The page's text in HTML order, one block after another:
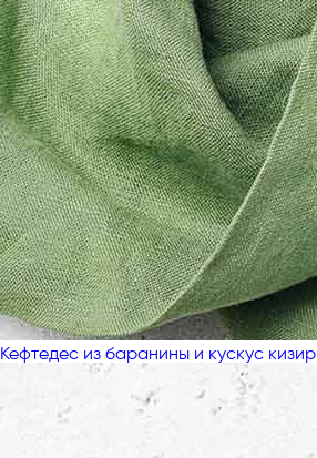
Кефтедес из баранины и кускус кизир